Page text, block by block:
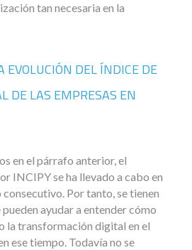
tan necesaria en la
EVOLUCIÓN DEL ÍNDICE DE
DE LAS EMPRESAS EN
en el párrafo anterior, el
INCIPY se ha llevado a cabo en
Por tanto, se tienen
ayudar a entender cómo
la transformación digital en el
ese tiempo. Todavía no se